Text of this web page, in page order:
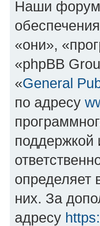
Наши
«они»,
«phpBB
«General
по адресу
поддержкой
определяет
них. За
адресу